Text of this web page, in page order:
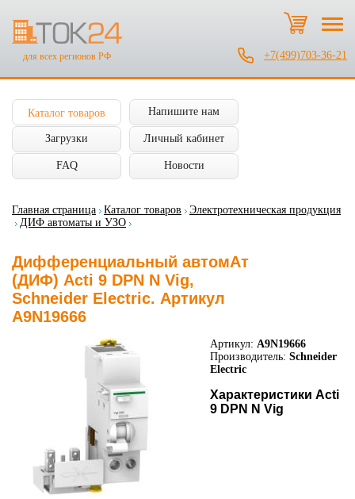
для всех регионов РФ +7(499)703-36-21
Каталог товаров Напишите нам
Загрузки Личный кабинет
FAQ Новости
Главная страница Каталог товаров
Электротехническая продукция
ДИФ автоматы и УЗО
Дифференциальный автомАт
(ДИФ) Acti 9 DPN N Vig,
Schneider Electric. Артикул
A9N19666
Артикул: A9N19666
Производитель: Schneider
Electric
Характеристики Acti
9 DPN N Vig